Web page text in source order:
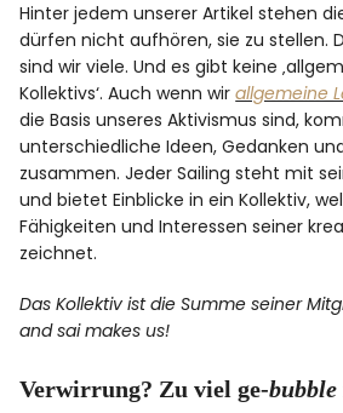
Hinter jedem unserer Artikel stehen
dürfen nicht aufhören, sie zu stellen.
sind wir viele. Und es gibt keine
Kollektivs‘. Auch wenn wirallgemeine
die Basis unseres Aktivismus sind,
unterschiedliche Ideen, Gedanken
zusammen. Jeder Sailing steht mit
und bietet Einblicke in ein Kollektiv,
Fähigkeiten und Interessen seiner
zeichnet.
Das Kollektiv ist die Summe seiner
and sai makes us!
Verwirrung? Zu viel ge-bubble